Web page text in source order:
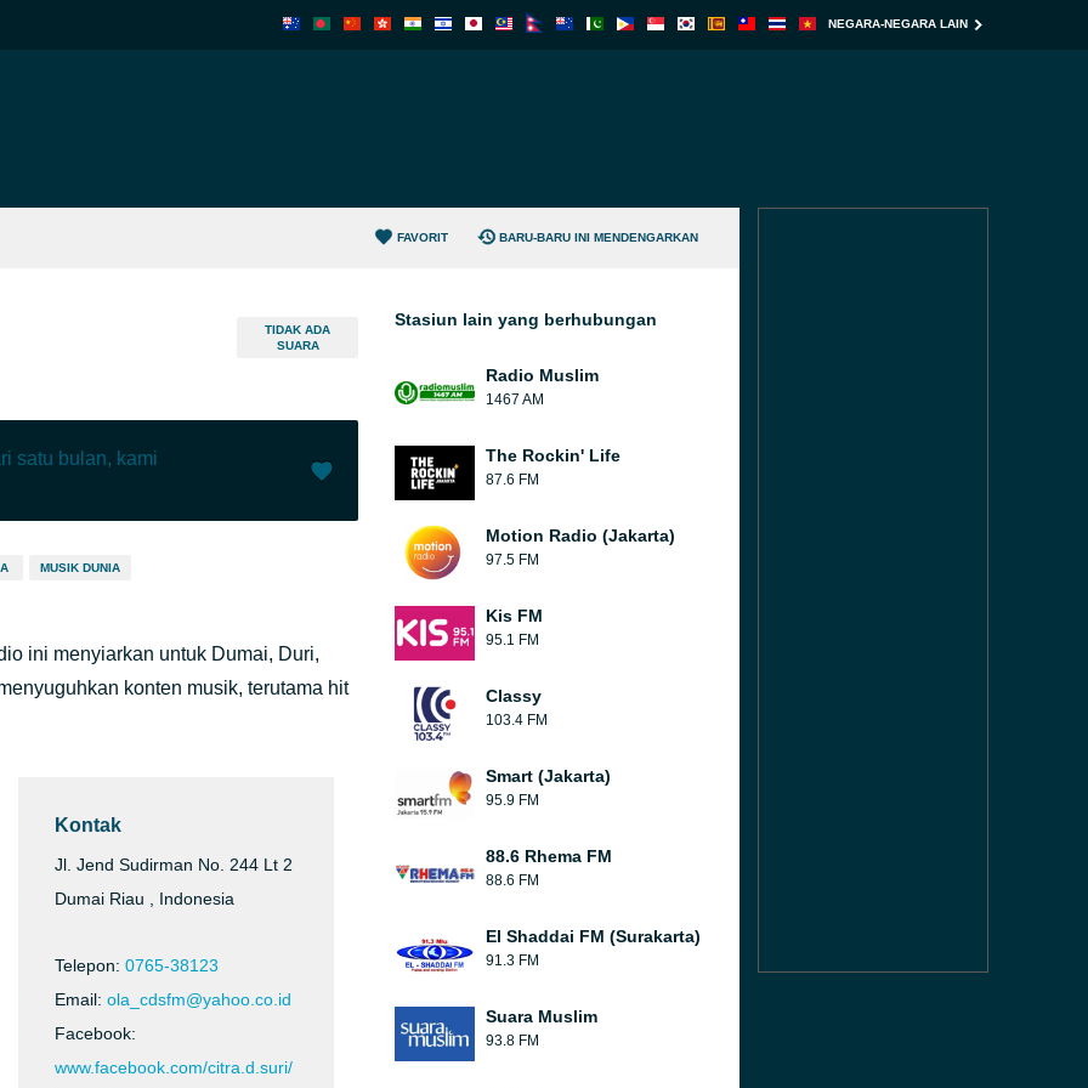
NEGARA-NEGARA LAIN
FAVORIT BARU-BARU INI MENDENGARKAN
TIDAK ADA
SUARA
satu bulan, kami
MUSIK DUNIA
ini menyiarkan untuk Dumai, Duri,
konten musik, terutama hit
Kontak
Jl. Jend Sudirman No. 244 Lt 2
Dumai Riau , Indonesia
Telepon: 0765-38123
Email: ola_cdsfm@yahoo.co.id
Facebook:
www.facebook.com/citra.d.suri/
Stasiun lain yang berhubungan
Radio Muslim
1467 AM
The Rockin' Life
87.6 FM
Motion Radio (Jakarta)
97.5 FM
Kis FM
95.1 FM
Classy
103.4 FM
Smart (Jakarta)
95.9 FM
88.6 Rhema FM
88.6 FM
El Shaddai FM (Surakarta)
91.3 FM
Suara Muslim
93.8 FM